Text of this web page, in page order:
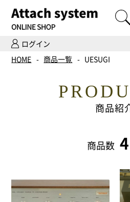
ログイン
HOME
Hi-Fiオーディオ試聴
ご依頼までの流れ
HOME 商品一覧 UESUGI
商品紹
商品数 4